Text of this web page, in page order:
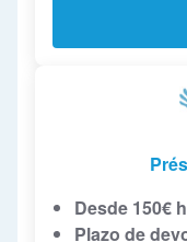
Desde 150€
Plazo de